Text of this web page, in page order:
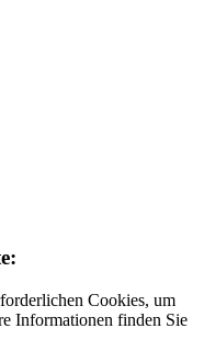
Cookies, um
Informationen finden Sie